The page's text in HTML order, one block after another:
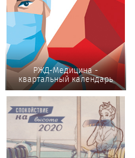
РЖД-Медицина -
квартальный календарь